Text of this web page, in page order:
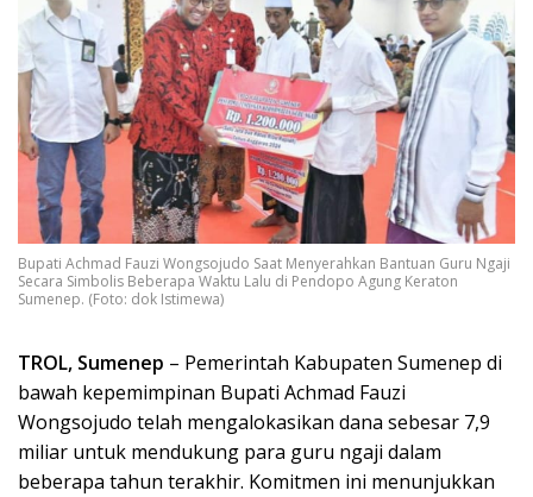
Bupati Achmad Fauzi Wongsojudo Saat Menyerahkan Bantuan Guru Ngaji
Secara Simbolis Beberapa Waktu Lalu di Pendopo Agung Keraton
Sumenep. (Foto: dok Istimewa)
TROL, Sumenep – Pemerintah Kabupaten Sumenep di
bawah kepemimpinan Bupati Achmad Fauzi
Wongsojudo telah mengalokasikan dana sebesar 7,9
miliar untuk mendukung para guru ngaji dalam
beberapa tahun terakhir. Komitmen ini menunjukkan